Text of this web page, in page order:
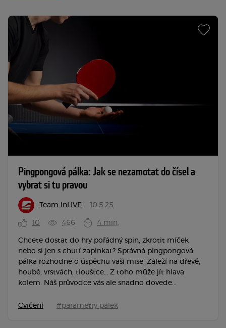
Pingpongová pálka: Jak se nezamotat do čísel a
vybrat si tu pravou
Team inLIVE 10.5.25
10 466 4 min.
Chcete dostat do hry pořádný spin, zkrotit míček
nebo si jen s chutí zapinkat? Správná pingpongová
pálka rozhodne o úspěchu vaší mise. Záleží na dřevě,
houbě, vrstvách, tloušťce… Z toho může jít hlava
kolem. Náš průvodce vás ale snadno dovede...
Cvičení #parametry pálek